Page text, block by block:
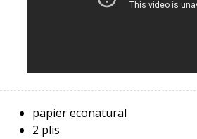
papier econatural
2 plis